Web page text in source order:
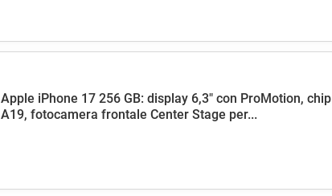
Apple iPhone 17 256 GB: display 6,3" con ProMotion, chip
A19, fotocamera frontale Center Stage per...